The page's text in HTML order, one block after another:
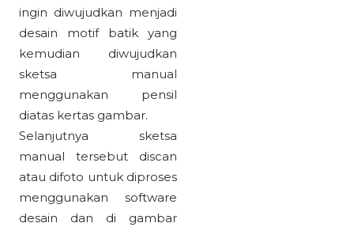
ingin diwujudkan menjadi
desain motif batik yang
kemudian diwujudkan
sketsa manual
menggunakan pensil
diatas kertas gambar.
Selanjutnya sketsa
manual tersebut discan
atau difoto untuk diproses
menggunakan software
desain dan di gambar